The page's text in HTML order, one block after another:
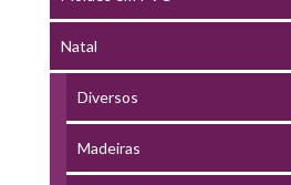
Natal
Diversos
Madeiras